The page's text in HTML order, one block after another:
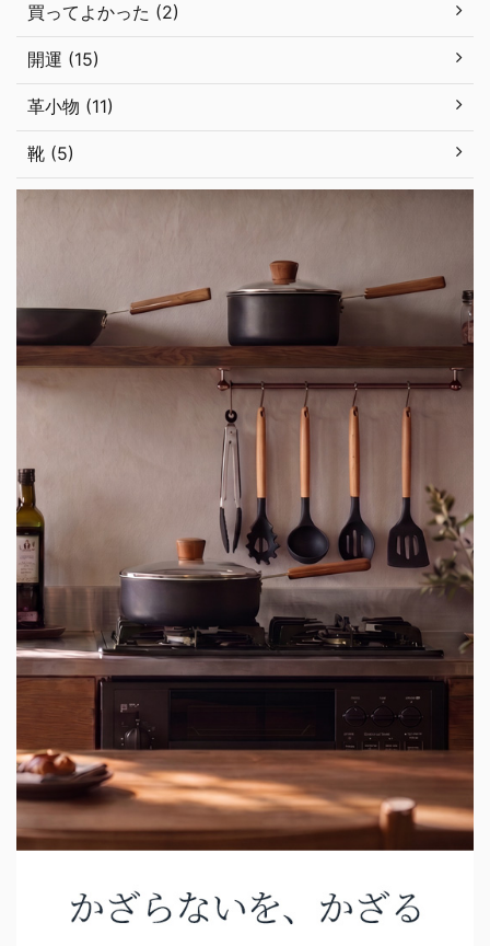
買ってよかった (2)
開運 (15)
革小物 (11)
靴 (5)